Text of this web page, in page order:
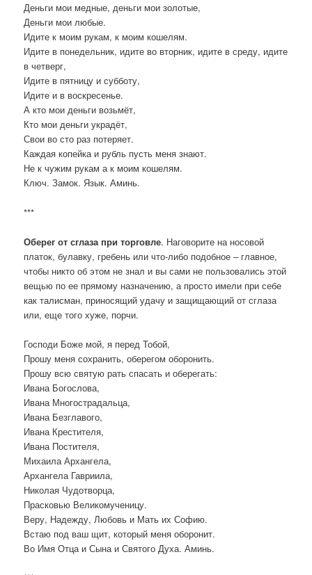
Деньги мои медные, деньги мои золотые,
Деньги мои любые.
Идите к моим рукам, к моим кошелям.
Идите в понедельник, идите во вторник, идите в среду, идите
в четверг,
Идите в пятницу и субботу,
Идите и в воскресенье.
А кто мои деньги возьмёт,
Кто мои деньги украдёт,
Свои во сто раз потеряет.
Каждая копейка и рубль пусть меня знают.
Не к чужим рукам а к моим кошелям.
Ключ. Замок. Язык. Аминь.
***
Оберег от сглаза при торговле. Наговорите на носовой
платок, булавку, гребень или что-либо подобное – главное,
чтобы никто об этом не знал и вы сами не пользовались этой
вещью по ее прямому назначению, а просто имели при себе
как талисман, приносящий удачу и защищающий от сглаза
или, еще того хуже, порчи.
Господи Боже мой, я перед Тобой,
Прошу меня сохранить, оберегом оборонить.
Прошу всю святую рать спасать и оберегать:
Ивана Богослова,
Ивана Многострадальца,
Ивана Безглавого,
Ивана Крестителя,
Ивана Постителя,
Михаила Архангела,
Архангела Гавриила,
Николая Чудотворца,
Прасковью Великомученицу.
Веру, Надежду, Любовь и Мать их Софию.
Встаю под ваш щит, который меня оборонит.
Во Имя Отца и Сына и Святого Духа. Аминь.